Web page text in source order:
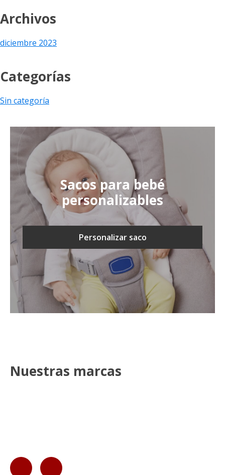
Archivos
diciembre 2023
Categorías
Sin categoría
Sacos para bebé
personalizables
Personalizar saco
Nuestras marcas